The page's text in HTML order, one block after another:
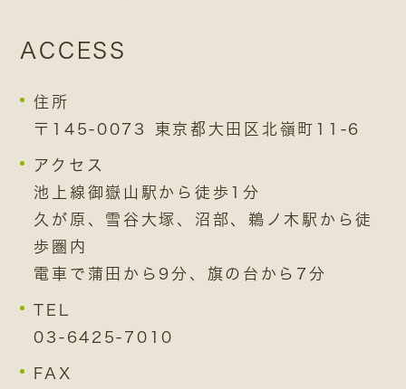
ACCESS
住所
〒145-0073 東京都大田区北嶺町11-6
アクセス
池上線御嶽山駅から徒歩1分
久が原、雪谷大塚、沼部、鵜ノ木駅から徒
歩圏内
電車で蒲田から9分、旗の台から7分
TEL
03-6425-7010
FAX